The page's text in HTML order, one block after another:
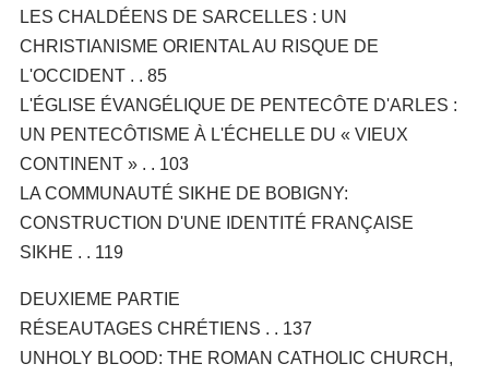
LES CHALDÉENS DE SARCELLES : UN
CHRISTIANISME ORIENTAL AU RISQUE DE
L'OCCIDENT . . 85
L'ÉGLISE ÉVANGÉLIQUE DE PENTECÔTE D'ARLES :
UN PENTECÔTISME À L'ÉCHELLE DU « VIEUX
CONTINENT » . . 103
LA COMMUNAUTÉ SIKHE DE BOBIGNY:
CONSTRUCTION D'UNE IDENTITÉ FRANÇAISE
SIKHE . . 119
DEUXIEME PARTIE
RÉSEAUTAGES CHRÉTIENS . . 137
UNHOLY BLOOD: THE ROMAN CATHOLIC CHURCH,